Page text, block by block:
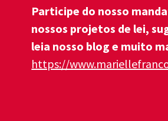
Participe do nosso
nossos projetos de lei,
leia nosso blog e muito
https://